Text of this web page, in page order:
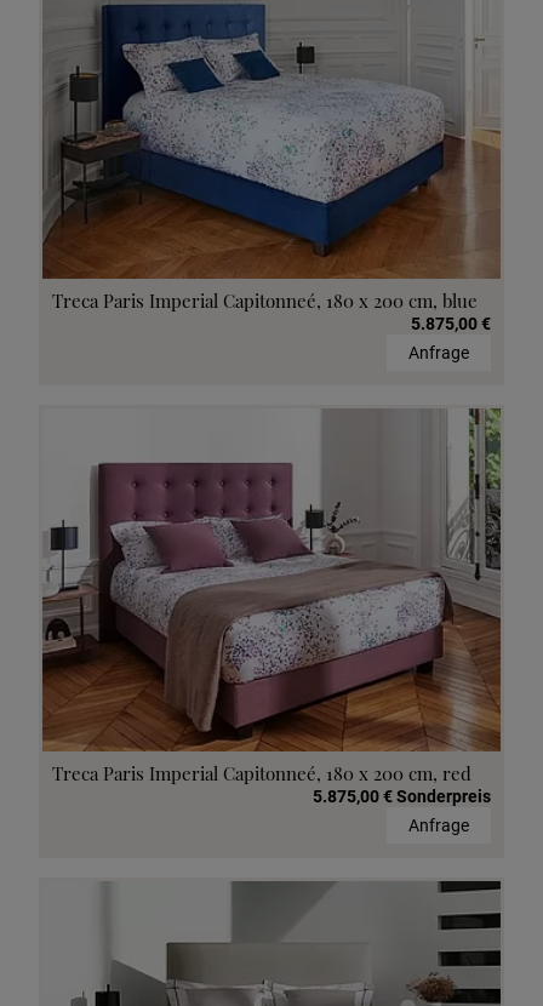
Treca Paris Imperial Capitonneé, 180 x 200 cm, blue
5.875,00 €
Anfrage
Treca Paris Imperial Capitonneé, 180 x 200 cm, red
5.875,00 € Sonderpreis
Anfrage